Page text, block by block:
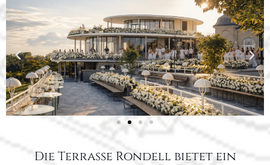
Die Terrasse Rondell bietet ein